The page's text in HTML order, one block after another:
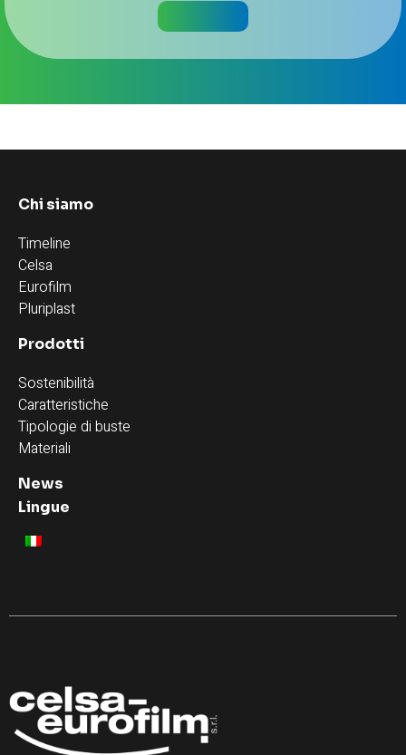
Chi siamo
Timeline
Celsa
Eurofilm
Pluriplast
Prodotti
Sostenibilità
Caratteristiche
Tipologie di buste
Materiali
News
Lingue